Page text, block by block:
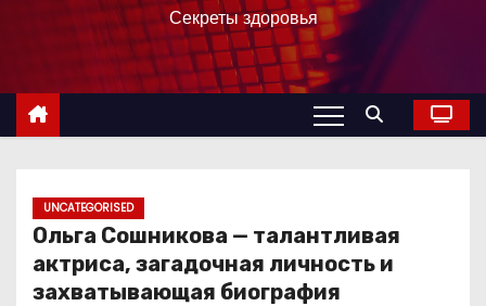
с
Секреты здоровья
UNCATEGORISED
Ольга Сошникова — талантливая
актриса, загадочная личность и
захватывающая биография